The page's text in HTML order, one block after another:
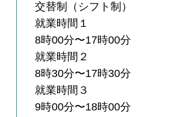
交替制（シフト制）
就業時間１
8時00分〜17時00分
就業時間２
8時30分〜17時30分
就業時間３
9時00分〜18時00分